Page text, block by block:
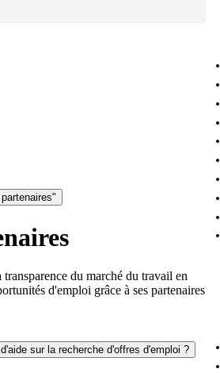
du marché du travail en
d'emploi grâce à ses partenaires
sur la recherche d'offres d'emploi ?